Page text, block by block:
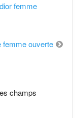
femme
femme ouverte
champs